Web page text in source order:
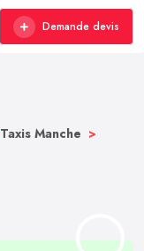
Demande devis
Taxis Manche >